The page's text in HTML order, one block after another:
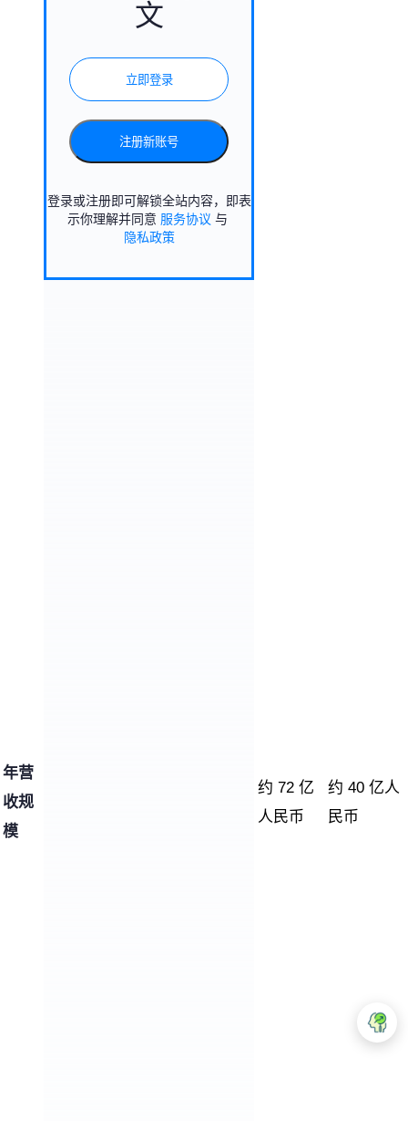
年营
收规
模
文
立即登录
注册新账号
登录或注册即可解锁全站内容，即表
示你理解并同意 服务协议 与
隐私政策
约 72 亿
人民币
约 40 亿人
民币